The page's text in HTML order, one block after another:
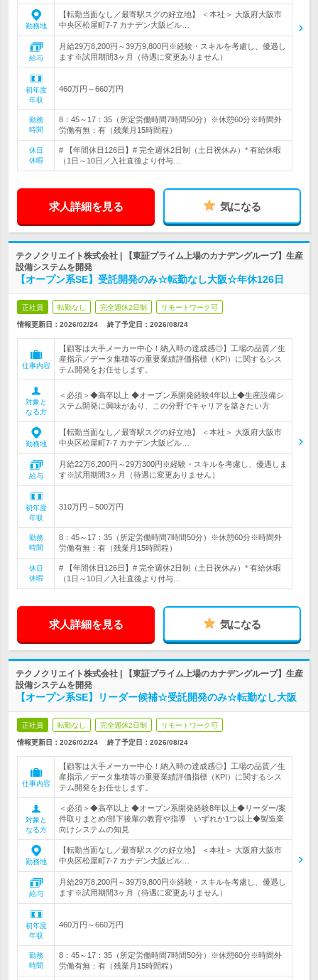
勤務地
【転勤当面なし／最寄駅スグの好立地】 ＜本社＞ 大阪府大阪市
中央区松屋町7-7 カナデン大阪ビル…
給与
月給29万8,200円～39万9,800円※経験・スキルを考慮し、優遇し
ます※試用期間3ヶ月（待遇に変更ありません）
初年度
年収
460万円～660万円
勤務
時間
8：45～17：35（所定労働時間7時間50分）※休憩60分※時間外
労働有無：有（残業月15時間程）
休日
休暇
# 【年間休日126日】# 完全週休2日制（土日祝休み）* 有給休暇
（1日～10日／入社直後より付与…
求人詳細を見る 気になる
テクノクリエイト株式会社 | 【東証プライム上場のカナデングループ】生産
設備システムを開発
【オープン系SE】受託開発のみ☆転勤なし大阪☆年休126日
正社員 転勤なし 完全週休2日制 リモートワーク可
情報更新日：2026/02/24 終了予定日： 2026/08/24
仕事内容
【顧客は大手メーカー中心！納入時の達成感◎】工場の品質／生
産指示／データ集積等の重要業績評価指標（KPI）に関するシス
テム開発をお任せします。
対象と
なる方
＜必須＞◆高卒以上 ◆オープン系開発経験4年以上◆生産設備シ
ステム開発に興味があり、この分野でキャリアを築きたい方
勤務地
【転勤当面なし／最寄駅スグの好立地】 ＜本社＞ 大阪府大阪市
中央区松屋町7-7 カナデン大阪ビル…
給与
月給22万6,200円～29万300円※経験・スキルを考慮し、優遇しま
す※試用期間3ヶ月（待遇に変更ありません）
初年度
年収
310万円～500万円
勤務
時間
8：45～17：35（所定労働時間7時間50分）※休憩60分※時間外
労働有無：有（残業月15時間程）
休日
休暇
# 【年間休日126日】# 完全週休2日制（土日祝休み）* 有給休暇
（1日～10日／入社直後より付与…
求人詳細を見る 気になる
テクノクリエイト株式会社 | 【東証プライム上場のカナデングループ】生産
設備システムを開発
【オープン系SE】リーダー候補☆受託開発のみ☆転勤なし大阪
正社員 転勤なし 完全週休2日制 リモートワーク可
情報更新日：2026/02/24 終了予定日： 2026/08/24
仕事内容
【顧客は大手メーカー中心！納入時の達成感◎】工場の品質／生
産指示／データ集積等の重要業績評価指標（KPI）に関するシス
テム開発をお任せします。
対象と
なる方
＜必須＞◆高卒以上 ◆オープン系開発経験8年以上◆リーダー/案
件取りまとめ/部下後輩の教育や指導 いずれか1つ以上◆製造業
向けシステムの知見
勤務地
【転勤当面なし／最寄駅スグの好立地】 ＜本社＞ 大阪府大阪市
中央区松屋町7-7 カナデン大阪ビル…
給与
月給29万8,200円～39万9,800円※経験・スキルを考慮し、優遇し
ます※試用期間3ヶ月（待遇に変更ありません）
初年度
年収
460万円～660万円
勤務
時間
8：45～17：35（所定労働時間7時間50分）※休憩60分※時間外
労働有無：有（残業月15時間程）